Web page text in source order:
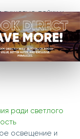
душевые лейки и
в каждой
ещё
постельное
ради светлого
освещение и